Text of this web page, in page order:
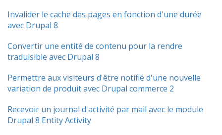
Invalider le cache des pages en fonction d'une durée
avec Drupal 8
Convertir une entité de contenu pour la rendre
traduisible avec Drupal 8
Permettre aux visiteurs d'être notifié d'une nouvelle
variation de produit avec Drupal commerce 2
Recevoir un journal d'activité par mail avec le module
Drupal 8 Entity Activity